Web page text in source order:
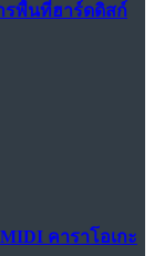
รพื้นที่ฮาร์ดดิสก์
คาราโอเกะ